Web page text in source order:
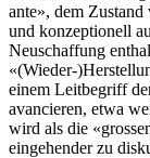
ante», dem
und konzeptionell
Neuschaffung
«(Wieder-
einem Leitbegriff
avancieren, etwa
wird als die
eingehender zu